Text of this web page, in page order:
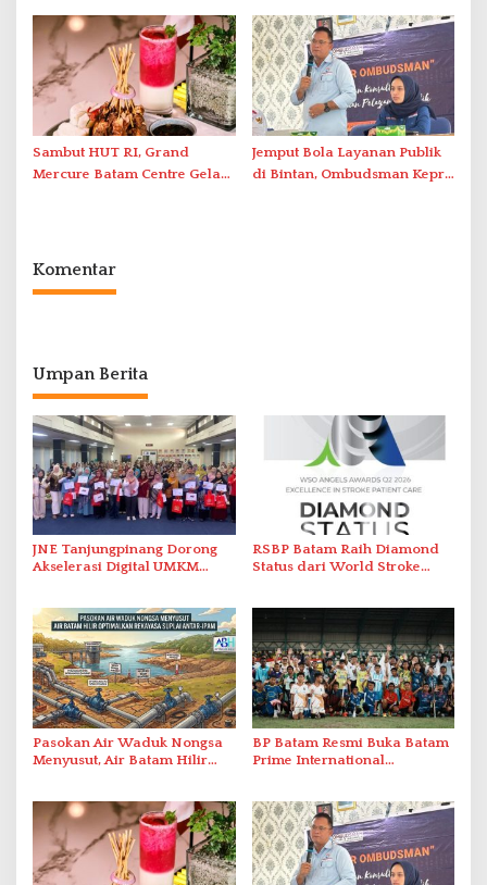
Antar-IPAM
2026 di Stadion Temenggung
Abdul Jamal
Sambut HUT RI, Grand
Mercure Batam Centre Gelar
Jemput Bola Layanan Publik
di Bintan, Ombudsman Kepri
Komentar
Umpan Berita
JNE Tanjungpinang Dorong
Akselerasi Digital UMKM
RSBP Batam Raih Diamond
Status dari World Stroke
Berstandar Internasional
Pasokan Air Waduk Nongsa
Menyusut, Air Batam Hilir
BP Batam Resmi Buka Batam
Prime International
Abdul Jamal